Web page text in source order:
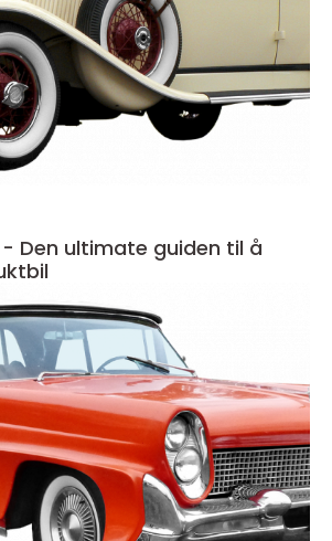
Den ultimate guiden til å